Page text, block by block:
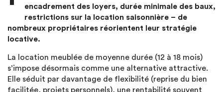
encadrement des loyers, durée minimale des baux,
restrictions sur la location saisonnière – de
nombreux propriétaires réorientent leur stratégie
locative.
La location meublée de moyenne durée (12 à 18 mois)
s’impose désormais comme une alternative attractive.
Elle séduit par davantage de flexibilité (reprise du bien
facilitée, projets personnels), une rentabilité souvent